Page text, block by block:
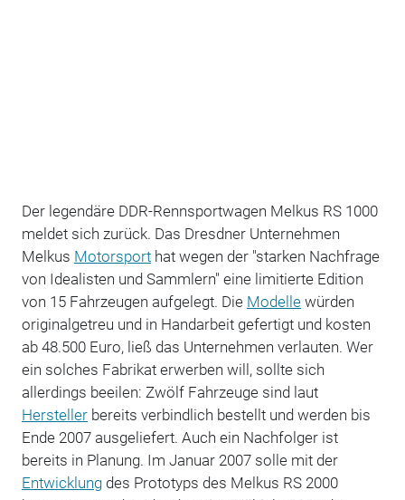
Der legendäre DDR-Rennsportwagen Melkus RS 1000
meldet sich zurück. Das Dresdner Unternehmen
Melkus Motorsporthat wegen der "starken Nachfrage
von Idealisten und Sammlern" eine limitierte Edition
von 15 Fahrzeugen aufgelegt. Die Modellewürden
originalgetreu und in Handarbeit gefertigt und kosten
ab 48.500 Euro, ließ das Unternehmen verlauten. Wer
ein solches Fabrikat erwerben will, sollte sich
allerdings beeilen: Zwölf Fahrzeuge sind laut
Herstellerbereits verbindlich bestellt und werden bis
Ende 2007 ausgeliefert. Auch ein Nachfolger ist
bereits in Planung. Im Januar 2007 solle mit der
Entwicklungdes Prototyps des Melkus RS 2000